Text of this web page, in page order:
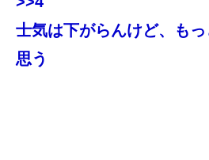
士気は下がらんけど、も
思う